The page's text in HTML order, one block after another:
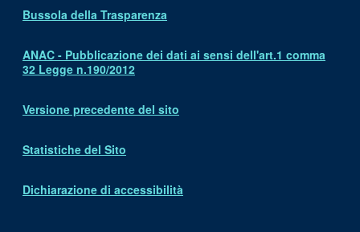
Bussola della Trasparenza
ANAC - Pubblicazione dei dati ai sensi dell'art.1 comma
32 Legge n.190/2012
Versione precedente del sito
Statistiche del Sito
Dichiarazione di accessibilità